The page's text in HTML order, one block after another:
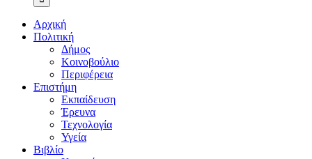
Αρχική
Πολιτική
Δήμος
Κοινοβούλιο
Περιφέρεια
Επιστήμη
Εκπαίδευση
Έρευνα
Τεχνολογία
Υγεία
Βιβλίο